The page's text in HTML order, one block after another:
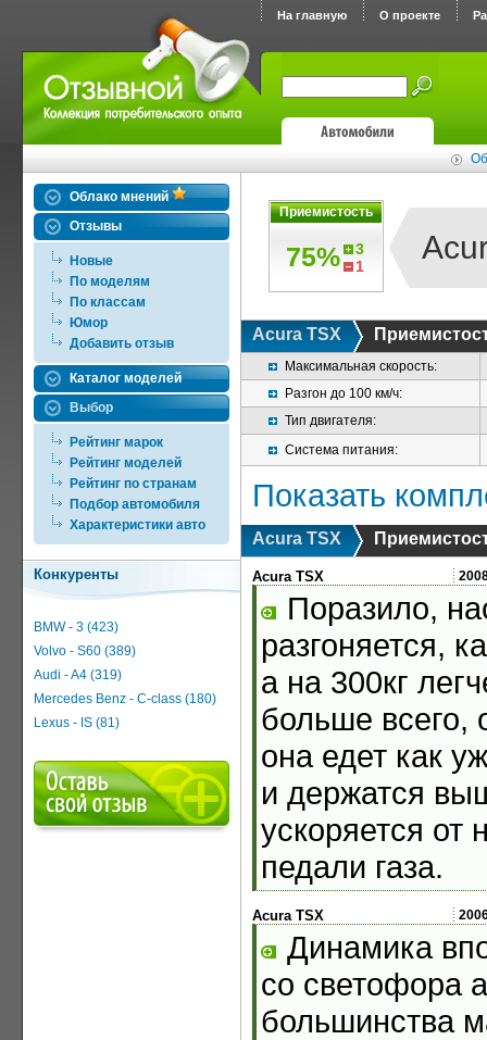
На главную О проекте
Облако мнений
Отзывы
Новые
По моделям
По классам
Юмор
Добавить отзыв
Каталог моделей
Выбор
Рейтинг марок
Рейтинг моделей
Рейтинг по странам
Подбор автомобиля
Характеристики авто
Конкуренты
BMW - 3 (423)
Volvo - S60 (389)
Audi - A4 (319)
Mercedes Benz - C-class (180)
Lexus - IS (81)
Приемистость
75%
3
1
Acura TSX
Максимальная скорость:
Разгон до 100 км/ч:
Тип двигателя:
Система питания:
Показать
Acura TSX
Acura TSX
Поразило,
разгоняется,
а на 300кг
больше всего,
она едет как
и держатся
ускоряется от
педали газа.
Acura TSX
Динамика
со светофора
большинства